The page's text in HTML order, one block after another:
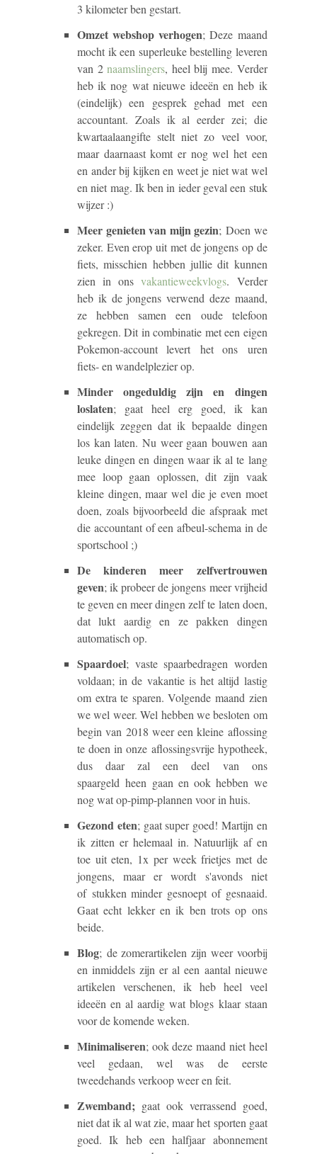
3 kilometer ben gestart.
Omzet webshop verhogen; Deze maand
mocht ik een superleuke bestelling leveren
van 2naamslingers, heel blij mee. Verder
heb ik nog wat nieuwe ideeën en heb ik
(eindelijk) een gesprek gehad met een
accountant. Zoals ik al eerder zei; die
kwartaalaangifte stelt niet zo veel voor,
maar daarnaast komt er nog wel het een
en ander bij kijken en weet je niet wat wel
en niet mag. Ik ben in ieder geval een stuk
wijzer :)
Meer genieten van mijn gezin; Doen we
zeker. Even erop uit met de jongens op de
fiets, misschien hebben jullie dit kunnen
zien in onsvakantieweekvlogs. Verder
heb ik de jongens verwend deze maand,
ze hebben samen een oude telefoon
gekregen. Dit in combinatie met een eigen
Pokemon-account levert het ons uren
fiets- en wandelplezier op.
Minder ongeduldig zijn en dingen
loslaten; gaat heel erg goed, ik kan
eindelijk zeggen dat ik bepaalde dingen
los kan laten. Nu weer gaan bouwen aan
leuke dingen en dingen waar ik al te lang
mee loop gaan oplossen, dit zijn vaak
kleine dingen, maar wel die je even moet
doen, zoals bijvoorbeeld die afspraak met
die accountant of een afbeul-schema in de
sportschool ;)
De kinderen meer zelfvertrouwen
geven; ik probeer de jongens meer vrijheid
te geven en meer dingen zelf te laten doen,
dat lukt aardig en ze pakken dingen
automatisch op.
Spaardoel; vaste spaarbedragen worden
voldaan; in de vakantie is het altijd lastig
om extra te sparen. Volgende maand zien
we wel weer. Wel hebben we besloten om
begin van 2018 weer een kleine aflossing
te doen in onze aflossingsvrije hypotheek,
dus daar zal een deel van ons
spaargeld heen gaan en ook hebben we
nog wat op-pimp-plannen voor in huis.
Gezond eten; gaat super goed! Martijn en
ik zitten er helemaal in. Natuurlijk af en
toe uit eten, 1x per week frietjes met de
jongens, maar er wordt s'avonds niet
of stukken minder gesnoept of gesnaaid.
Gaat echt lekker en ik ben trots op ons
beide.
Blog; de zomerartikelen zijn weer voorbij
en inmiddels zijn er al een aantal nieuwe
artikelen verschenen, ik heb heel veel
ideeën en al aardig wat blogs klaar staan
voor de komende weken.
Minimaliseren; ook deze maand niet heel
veel gedaan, wel was de eerste
tweedehands verkoop weer en feit.
Zwemband; gaat ook verrassend goed,
niet dat ik al wat zie, maar het sporten gaat
goed. Ik heb een halfjaar abonnement